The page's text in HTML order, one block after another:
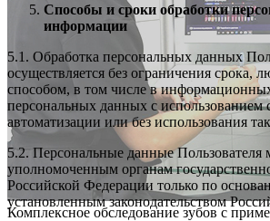
Комплексное обследование зубов с
Способы и сроки обработки
информации
5.1. Обработка персональных данных
осуществляется без ограничения срока,
способом, в том числе в
персональных данных с использованием
автоматизации или без использования
5.2. Персональные данные Пользователя
уполномоченным органам
Российской Федерации только по
установленным законодательством